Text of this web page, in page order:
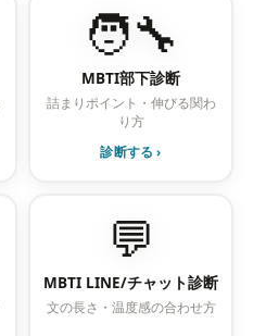
🧑‍🔧
MBTI部下診断
詰まりポイント・伸びる関わ
り方
診断する ›
💬
MBTI LINE/チャット診断
文の長さ・温度感の合わせ方